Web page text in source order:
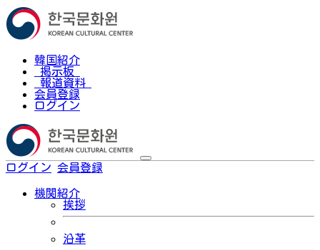
韓国紹介
掲示板
報道資料
会員登録
ログイン
ログイン 会員登録
機関紹介
挨拶
沿革